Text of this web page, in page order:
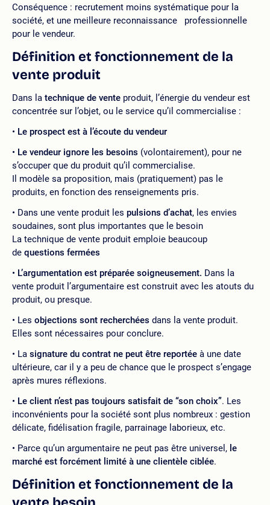
Conséquence : recrutement moins systématique pour la
société, et une meilleure reconnaissance professionnelle
pour le vendeur.
Définition et fonctionnement de la
vente produit
Dans la technique de vente produit, l’énergie du vendeur est
concentrée sur l’objet, ou le service qu’il commercialise :
Le prospect est à l’écoute du vendeur
Le vendeur ignore les besoins (volontairement), pour ne
s’occuper que du produit qu’il commercialise.
Il modèle sa proposition, mais (pratiquement) pas le
produits, en fonction des renseignements pris.
Dans une vente produit les pulsions d’achat, les envies
soudaines, sont plus importantes que le besoin
La technique de vente produit emploie beaucoup
de questions fermées
L’argumentation est préparée soigneusement. Dans la
vente produit l’argumentaire est construit avec les atouts du
produit, ou presque.
Les objections sont recherchées dans la vente produit.
Elles sont nécessaires pour conclure.
La signature du contrat ne peut être reportée à une date
ultérieure, car il y a peu de chance que le prospect s’engage
après mures réflexions.
Le client n’est pas toujours satisfait de “son choix”. Les
inconvénients pour la société sont plus nombreux : gestion
délicate, fidélisation fragile, parrainage laborieux, etc.
Parce qu’un argumentaire ne peut pas être universel, le
marché est forcément limité à une clientèle ciblée.
Définition et fonctionnement de la